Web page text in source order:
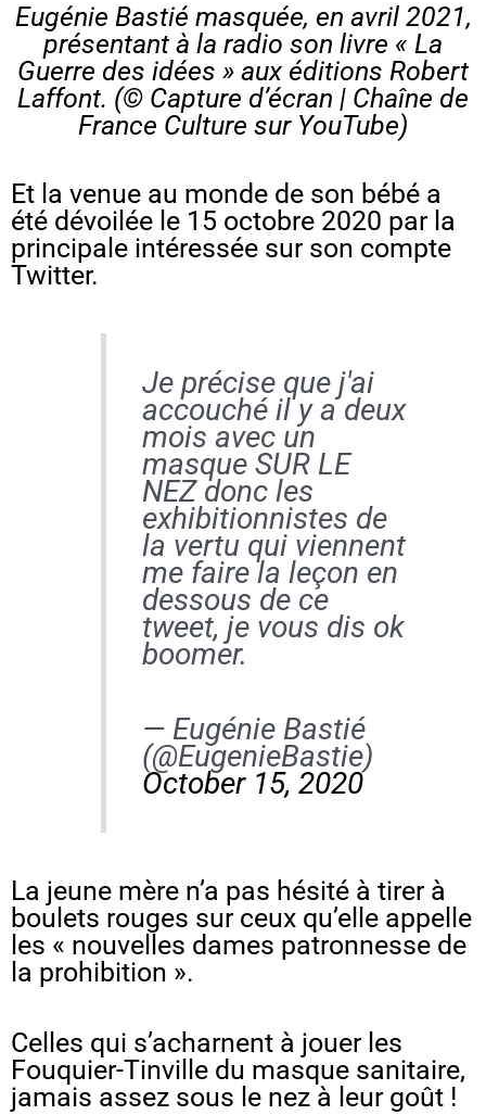
Eugénie Bastié masquée, en avril 2021,
présentant à la radio son livre « La
Guerre des idées » aux éditions Robert
Laffont. (© Capture d’écran | Chaîne de
France Culture sur YouTube)
Et la venue au monde de son bébé a
été dévoilée le 15 octobre 2020 par la
principale intéressée sur son compte
Twitter.
Je précise que j'ai
accouché il y a deux
mois avec un
masque SUR LE
NEZ donc les
exhibitionnistes de
la vertu qui viennent
me faire la leçon en
dessous de ce
tweet, je vous dis ok
boomer.
— Eugénie Bastié
(@EugenieBastie)
October 15, 2020
La jeune mère n’a pas hésité à tirer à
boulets rouges sur ceux qu’elle appelle
les « nouvelles dames patronnesse de
la prohibition ».
Celles qui s’acharnent à jouer les
Fouquier-Tinville du masque sanitaire,
jamais assez sous le nez à leur goût !